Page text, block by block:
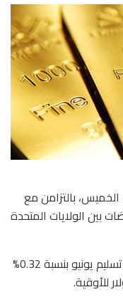
بالتزامن مع
بين الولايات المتحدة
وانخفضت العقود الآجلة للمعدن الأصفر تسليم يونيو بنسبة 0.32%